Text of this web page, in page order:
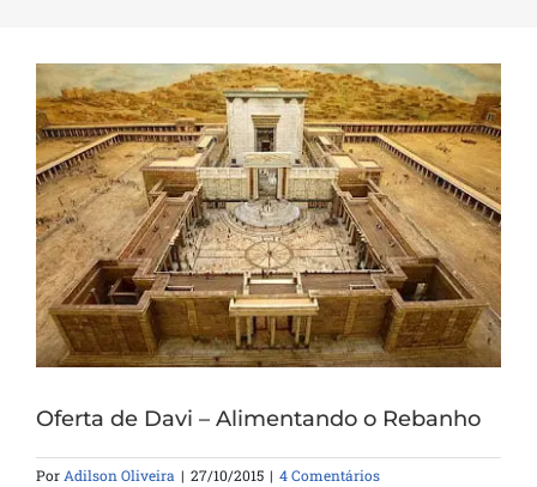
Oferta de Davi – Alimentando o Rebanho
Por Adilson Oliveira | 27/10/2015 | 4 Comentários